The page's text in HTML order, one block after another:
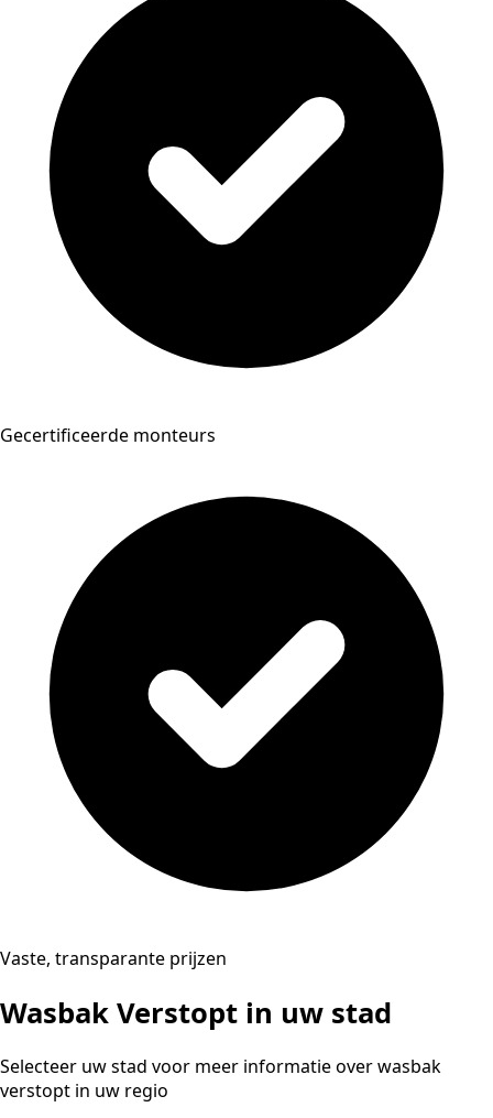
Gecertificeerde monteurs
Vaste, transparante prijzen
Wasbak Verstopt in uw stad
Selecteer uw stad voor meer informatie over wasbak
verstopt in uw regio